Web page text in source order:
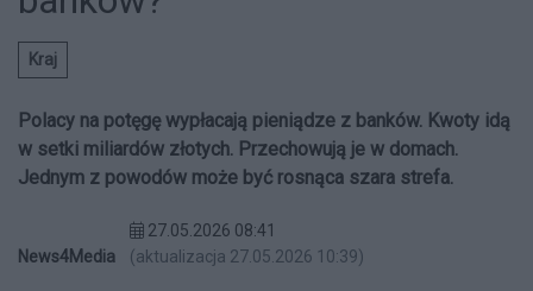
Kraj
Polacy na potęgę wypłacają pieniądze z banków. Kwoty idą
w setki miliardów złotych. Przechowują je w domach.
Jednym z powodów może być rosnąca szara strefa.
News4Media
27.05.2026 08:41
(aktualizacja 27.05.2026 10:39)